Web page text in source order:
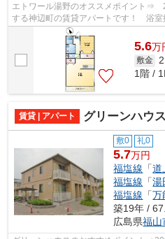
エトワール湯野のオススメポイント⇒
する神辺町の賃貸アパートです！ 浴
に24時間営業のスーパーがあるので、
5.6万
敷金
1階 /
賃貸 | アパート グリーンハウ
敷0 礼0
5.7万円
福塩線 「道
福塩線 「湯
福塩線 「万
築19年 /
広島県福山